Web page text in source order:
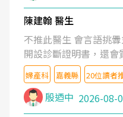
陳建翰 醫生
不推此醫生 會言語挑
開設診斷證明書，還會
婦產科 嘉義縣 20位讀者
殷迺中 2026-08-